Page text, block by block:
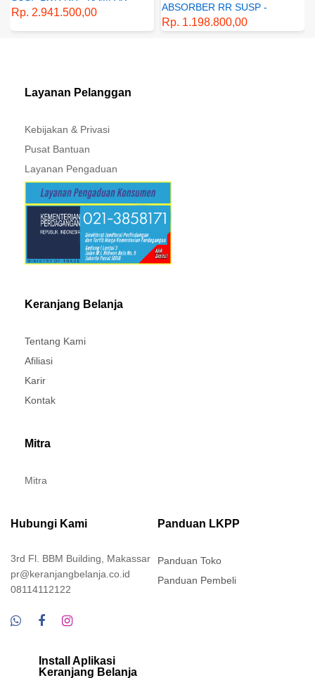
DEPAN BAWAH KANAN -
GENUINE SPAREPART -
MITSUBISHI - XPANDER
Rp. 2.941.500,00
ABSORBER RR SUSP -
SUSPENSI BELAKANG -
SHOCKBREAKER BELAKANG
Rp. 1.198.800,00
Layanan Pelanggan
Kebijakan & Privasi
Pusat Bantuan
Layanan Pengaduan
Keranjang Belanja
Tentang Kami
Afiliasi
Karir
Kontak
Mitra
Mitra
Hubungi Kami
3rd Fl. BBM Building, Makassar
pr@keranjangbelanja.co.id
08114112122
Panduan LKPP
Panduan Toko
Panduan Pembeli
Install Aplikasi
Keranjang Belanja